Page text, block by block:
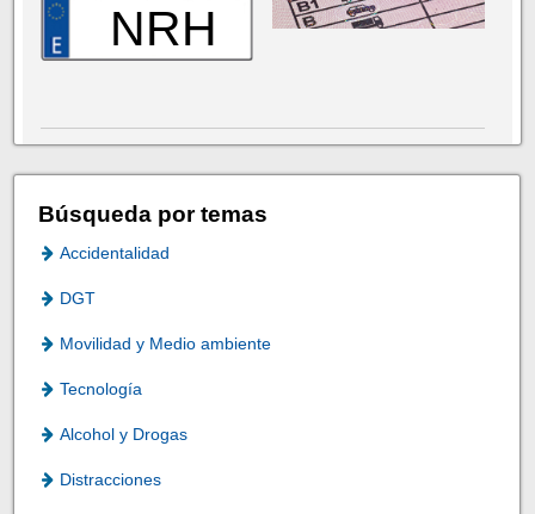
NRH
Búsqueda por temas
Accidentalidad
DGT
Movilidad y Medio ambiente
Tecnología
Alcohol y Drogas
Distracciones